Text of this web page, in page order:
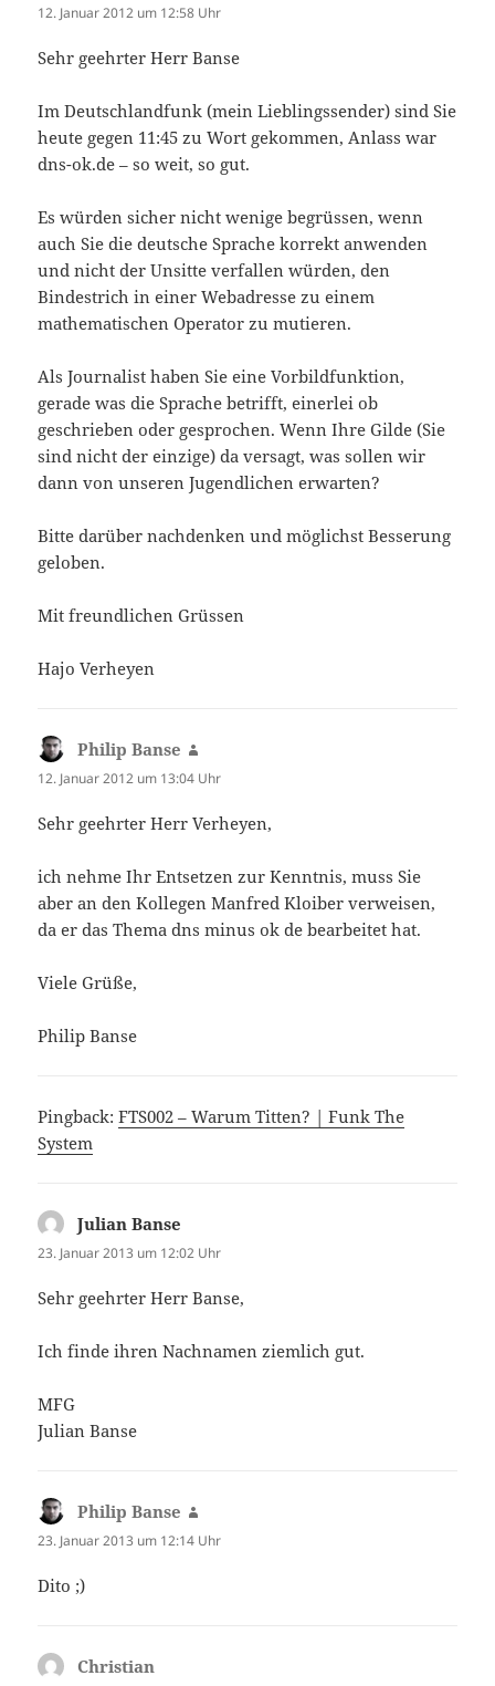
12. Januar 2012 um 12:58 Uhr
Sehr geehrter Herr Banse
Im Deutschlandfunk (mein Lieblingssender) sind Sie
heute gegen 11:45 zu Wort gekommen, Anlass war
dns-ok.de – so weit, so gut.
Es würden sicher nicht wenige begrüssen, wenn
auch Sie die deutsche Sprache korrekt anwenden
und nicht der Unsitte verfallen würden, den
Bindestrich in einer Webadresse zu einem
mathematischen Operator zu mutieren.
Als Journalist haben Sie eine Vorbildfunktion,
gerade was die Sprache betrifft, einerlei ob
geschrieben oder gesprochen. Wenn Ihre Gilde (Sie
sind nicht der einzige) da versagt, was sollen wir
dann von unseren Jugendlichen erwarten?
Bitte darüber nachdenken und möglichst Besserung
geloben.
Mit freundlichen Grüssen
Hajo Verheyen
Philip Banse
12. Januar 2012 um 13:04 Uhr
Sehr geehrter Herr Verheyen,
ich nehme Ihr Entsetzen zur Kenntnis, muss Sie
aber an den Kollegen Manfred Kloiber verweisen,
da er das Thema dns minus ok de bearbeitet hat.
Viele Grüße,
Philip Banse
Pingback:FTS002 – Warum Titten? | Funk The
System
Julian Banse
23. Januar 2013 um 12:02 Uhr
Sehr geehrter Herr Banse,
Ich finde ihren Nachnamen ziemlich gut.
MFG
Julian Banse
Philip Banse
23. Januar 2013 um 12:14 Uhr
Dito ;)
Christian